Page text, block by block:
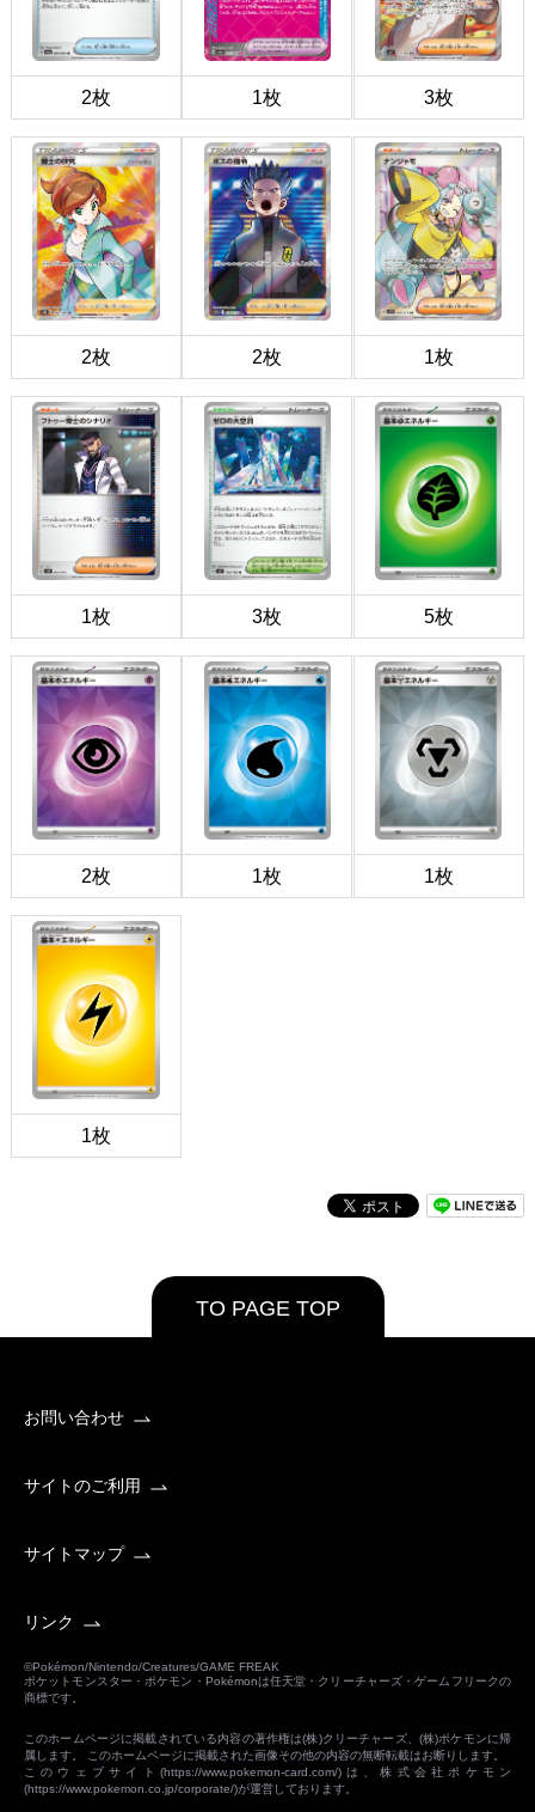
2枚 1枚 3枚
2枚 2枚 1枚
1枚 3枚 5枚
2枚 1枚 1枚
1枚
TO PAGE TOP
お問い合わせ
サイトのご利用
サイトマップ
リンク
©Pokémon/Nintendo/Creatures/GAME FREAK
ポケットモンスター・ポケモン・Pokémonは任天堂・クリーチャーズ・ゲームフリークの
商標です。
このホームページに掲載されている内容の著作権は(株)クリーチャーズ、(株)ポケモンに帰
属します。 このホームページに掲載された画像その他の内容の無断転載はお断りします。
このウェブサイト(https://www.pokemon-card.com/)は、株式会社ポケモン
(https://www.pokemon.co.jp/corporate/)が運営しております。